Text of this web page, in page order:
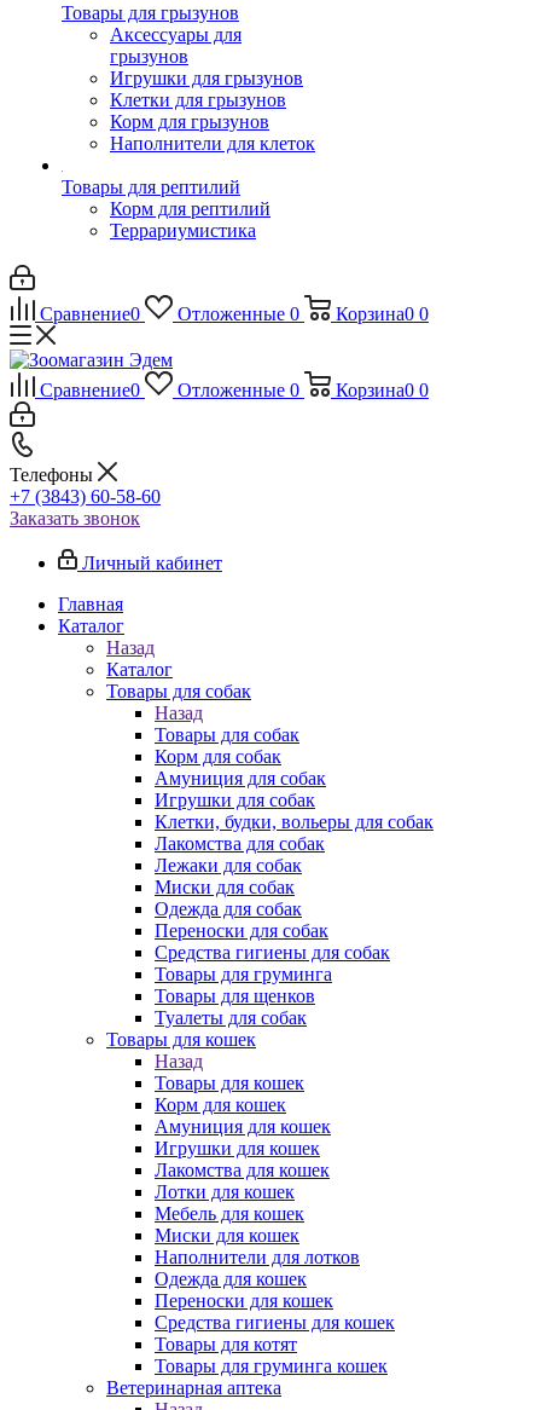
Товары для грызунов
Аксессуары для
грызунов
Игрушки для грызунов
Клетки для грызунов
Корм для грызунов
Наполнители для клеток
Товары для рептилий
Корм для рептилий
Террариумистика
Сравнение0 Отложенные 0 Корзина0 0
Сравнение0 Отложенные 0 Корзина0 0
Телефоны
+7 (3843) 60-58-60
Заказать звонок
Личный кабинет
Главная
Каталог
Назад
Каталог
Товары для собак
Назад
Товары для собак
Корм для собак
Амуниция для собак
Игрушки для собак
Клетки, будки, вольеры для собак
Лакомства для собак
Лежаки для собак
Миски для собак
Одежда для собак
Переноски для собак
Средства гигиены для собак
Товары для груминга
Товары для щенков
Туалеты для собак
Товары для кошек
Назад
Товары для кошек
Корм для кошек
Амуниция для кошек
Игрушки для кошек
Лакомства для кошек
Лотки для кошек
Мебель для кошек
Миски для кошек
Наполнители для лотков
Одежда для кошек
Переноски для кошек
Средства гигиены для кошек
Товары для котят
Товары для груминга кошек
Ветеринарная аптека